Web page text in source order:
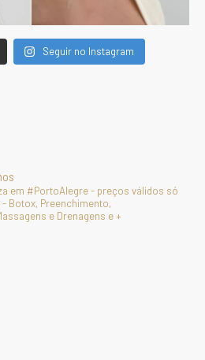
Seguir no Instagram
em #PortoAlegre - preços válidos só
Botox, Preenchimento,
e Drenagens e +